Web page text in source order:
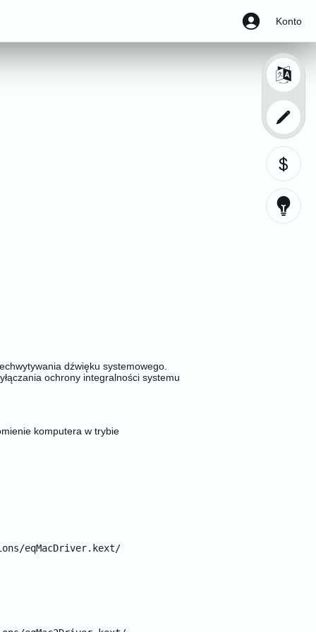
Konto
$
dźwięku systemowego.
ochrony integralności systemu
komputera w trybie
eqMacDriver.kext/